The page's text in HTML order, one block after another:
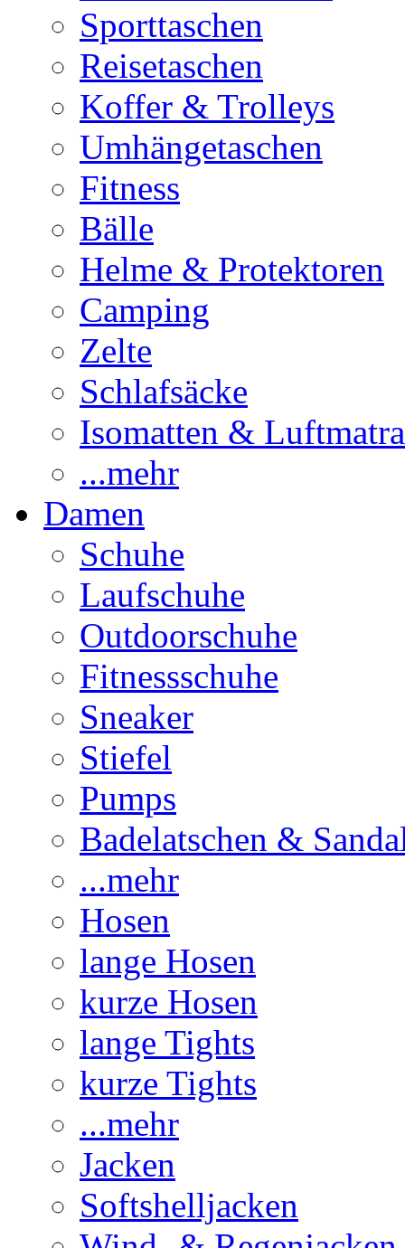
Sporttaschen
Reisetaschen
Koffer & Trolleys
Umhängetaschen
Fitness
Bälle
Helme & Protektoren
Camping
Zelte
Schlafsäcke
Isomatten &
...mehr
Damen
Schuhe
Laufschuhe
Outdoorschuhe
Fitnessschuhe
Sneaker
Stiefel
Pumps
Badelatschen &
...mehr
Hosen
lange Hosen
kurze Hosen
lange Tights
kurze Tights
...mehr
Jacken
Softshelljacken